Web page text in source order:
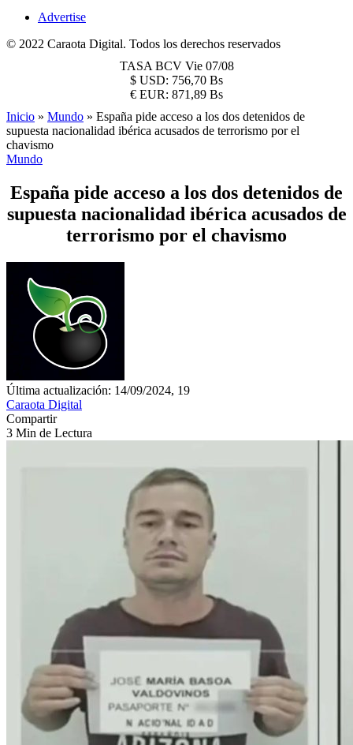
Advertise
© 2022 Caraota Digital. Todos los derechos reservados
TASA BCV Vie 07/08
$ USD: 756,70 Bs
€ EUR: 871,89 Bs
Inicio » Mundo » España pide acceso a los dos detenidos de
supuesta nacionalidad ibérica acusados de terrorismo por el
chavismo
Mundo
España pide acceso a los dos detenidos de
supuesta nacionalidad ibérica acusados de
terrorismo por el chavismo
Última actualización: 14/09/2024, 19
Caraota Digital
Compartir
3 Min de Lectura